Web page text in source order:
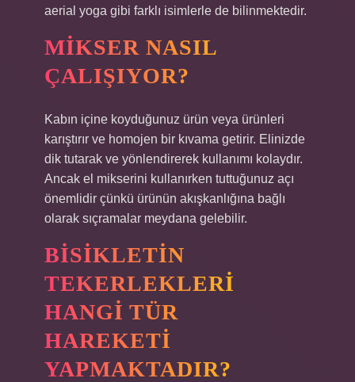
aerial yoga gibi farklı isimlerle de bilinmektedir.
MIKSER NASIL
ÇALIŞIYOR?
Kabın içine koyduğunuz ürün veya ürünleri
karıştırır ve homojen bir kıvama getirir. Elinizde
dik tutarak ve yönlendirerek kullanımı kolaydır.
Ancak el mikserini kullanırken tuttuğunuz açı
önemlidir çünkü ürünün akışkanlığına bağlı
olarak sıçramalar meydana gelebilir.
BISIKLETIN
TEKERLEKLERI
HANGI TÜR
HAREKETI
YAPMAKTADIR?